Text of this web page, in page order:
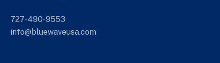
727-490-9553
info@bluewaveusa.com